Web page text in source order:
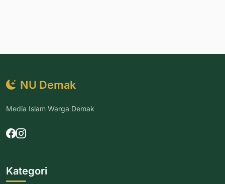
NU Demak
Media Islam Warga Demak
Kategori